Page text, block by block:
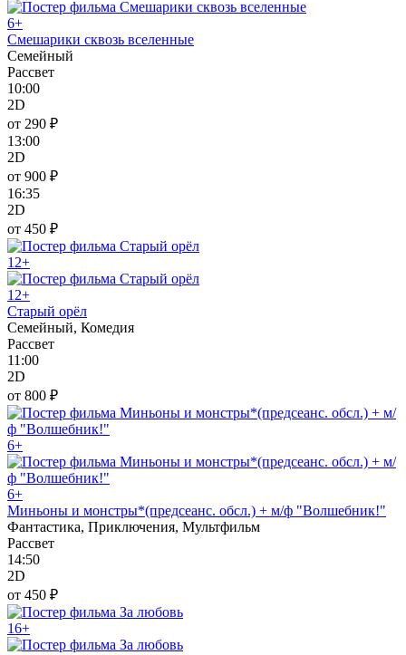
6+
Смешарики сквозь вселенные
Семейный
Рассвет
10:00
2D
от 290 ₽
13:00
2D
от 900 ₽
16:35
2D
от 450 ₽
12+
12+
Старый орёл
Семейный, Комедия
Рассвет
11:00
2D
от 800 ₽
6+
6+
Миньоны и монстры*(предсеанс. обсл.) + м/ф "Волшебник!"
Фантастика, Приключения, Мультфильм
Рассвет
14:50
2D
от 450 ₽
16+